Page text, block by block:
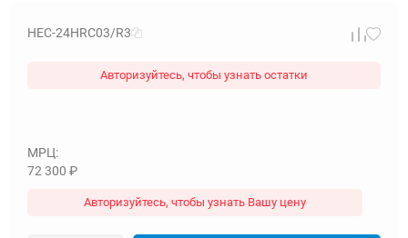
HEC-24HRC03/R3
Авторизуйтесь, чтобы узнать остатки
МРЦ:
72 300 ₽
Авторизуйтесь, чтобы узнать Вашу цену